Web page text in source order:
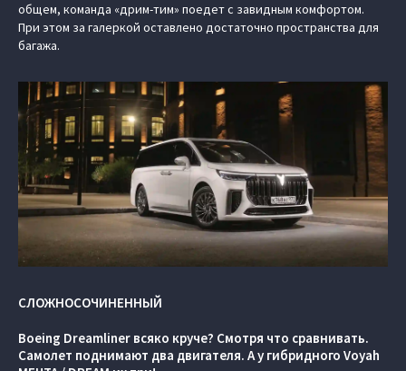
общем, команда «дрим-тим» поедет с завидным комфортом.
При этом за галеркой оставлено достаточно пространства для
багажа.
СЛОЖНОСОЧИНЕННЫЙ
Boeing Dreamliner всяко круче? Смотря что сравнивать.
Самолет поднимают два двигателя. А у гибридного Voyah